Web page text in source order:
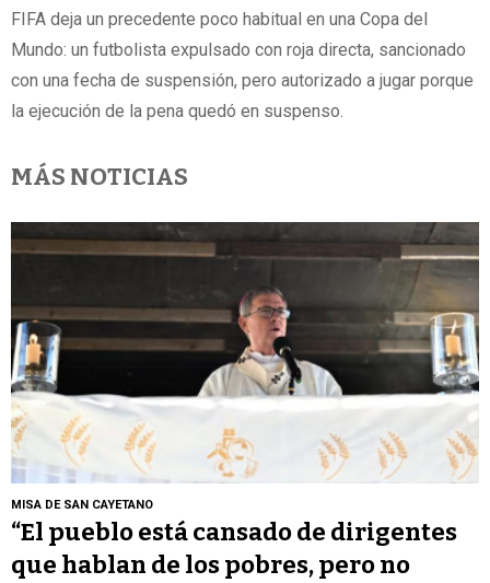
FIFA deja un precedente poco habitual en una Copa del
Mundo: un futbolista expulsado con roja directa, sancionado
con una fecha de suspensión, pero autorizado a jugar porque
la ejecución de la pena quedó en suspenso.
MÁS NOTICIAS
MISA DE SAN CAYETANO
“El pueblo está cansado de dirigentes
que hablan de los pobres, pero no